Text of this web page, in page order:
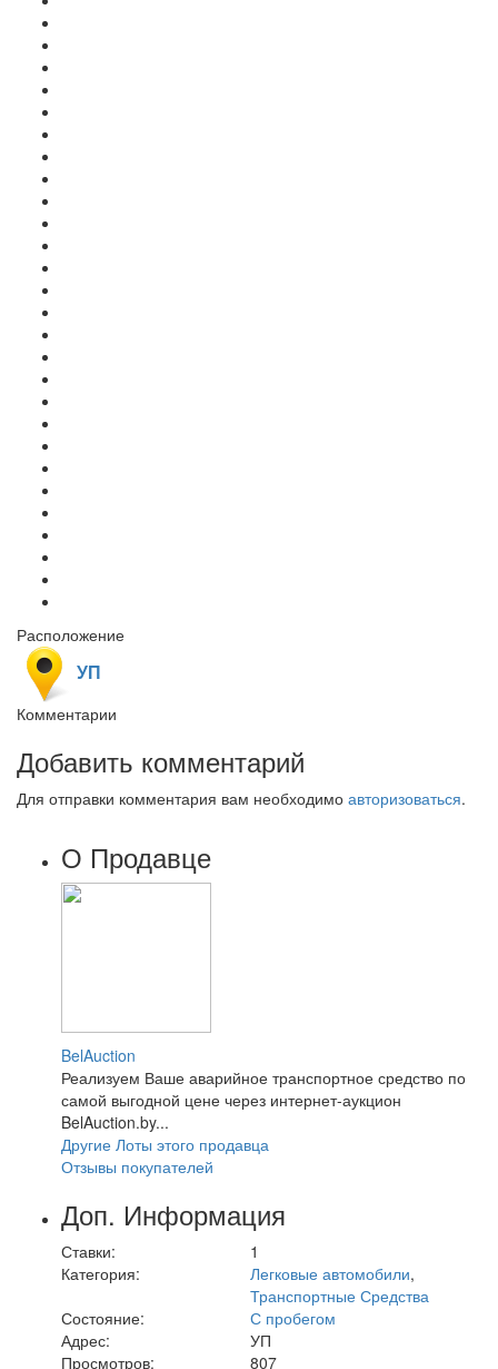
Расположение
УП
Комментарии
Добавить комментарий
Для отправки комментария вам необходимо авторизоваться.
О Продавце
BelAuction
Реализуем Ваше аварийное транспортное средство по
самой выгодной цене через интернет-аукцион
BelAuction.by...
Другие Лоты этого продавца
Отзывы покупателей
Доп. Информация
Ставки:
1
Категория:
Легковые автомобили,
Транспортные Средства
Состояние:
С пробегом
Адрес:
УП
Просмотров:
807